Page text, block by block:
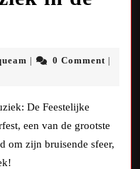
radiocaciqueam
| 0 Comment |
De Feestelijke
een van de grootste
om zijn bruisende sfeer,